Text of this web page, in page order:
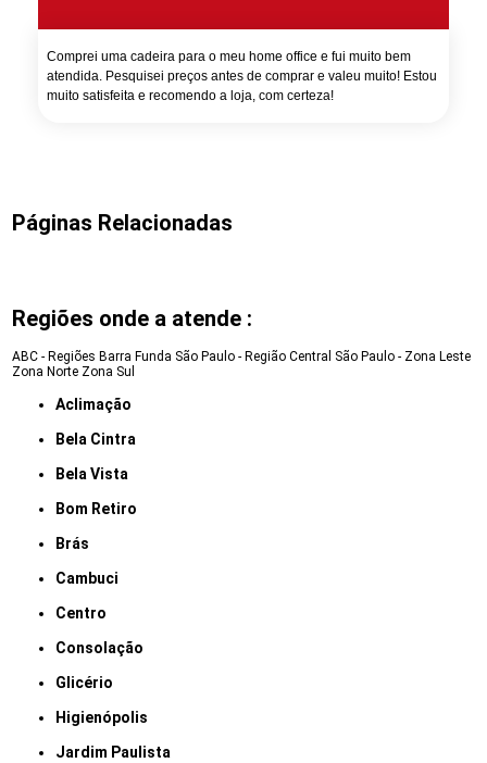
Comprei uma cadeira para o meu home office e fui muito bem
atendida. Pesquisei preços antes de comprar e valeu muito! Estou
muito satisfeita e recomendo a loja, com certeza!
Páginas Relacionadas
Regiões onde a atende :
ABC - Regiões Barra Funda São Paulo - Região Central São Paulo - Zona Leste
Zona Norte Zona Sul
Aclimação
Bela Cintra
Bela Vista
Bom Retiro
Brás
Cambuci
Centro
Consolação
Glicério
Higienópolis
Jardim Paulista